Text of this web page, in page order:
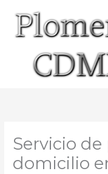
contenido
Servicio
domicilio